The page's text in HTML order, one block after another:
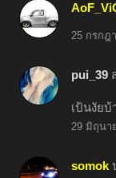
25 กรกฎ
pui_39
เป้นงัยบ้
29 มิถุนา
somok